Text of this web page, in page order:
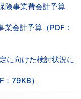
険事業費会計予算
会計予算（PDF：
に向けた検討状況に
79KB）